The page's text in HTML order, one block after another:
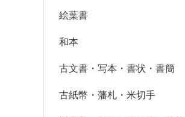
絵葉書
和本
古文書・写本・書状・書簡
古紙幣・藩札・米切手